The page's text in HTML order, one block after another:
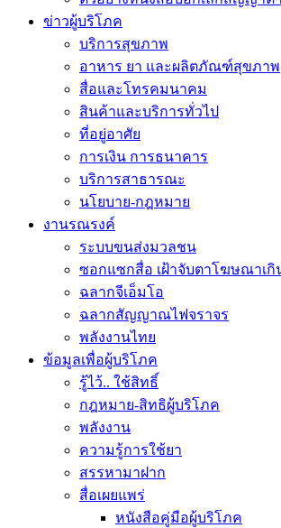
ข่าวผู้บริโภค
บริการสุขภาพ
อาหาร ยา และผลิตภัณฑ์สุขภาพ
สื่อและโทรคมนาคม
สินค้าและบริการทั่วไป
ที่อยู่อาศัย
การเงิน การธนาคาร
บริการสาธารณะ
นโยบาย-กฎหมาย
งานรณรงค์
ระบบขนส่งมวลชน
ซอกแซกสื่อ เฝ้าจับตาโฆษณาเกิ
ฉลากจีเอ็มโอ
ฉลากสัญญาณไฟจราจร
พลังงานไทย
ข้อมูลเพื่อผู้บริโภค
รู้ไว้.. ใช้สิทธิ์
กฎหมาย-สิทธิผู้บริโภค
พลังงาน
ความรู้การใช้ยา
สรรหามาฝาก
สื่อเผยแพร่
หนังสือคู่มือผู้บริโภค